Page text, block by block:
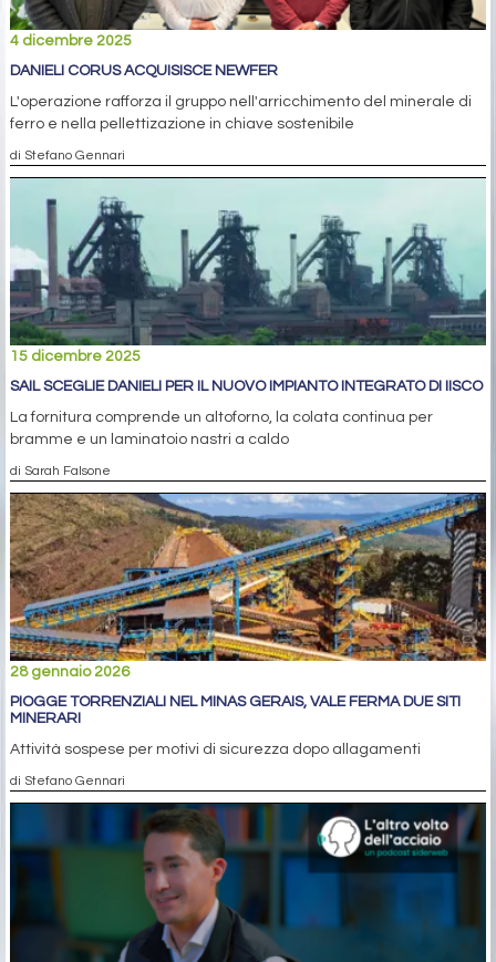
4 dicembre 2025
DANIELI CORUS ACQUISISCE NEWFER
L'operazione rafforza il gruppo nell'arricchimento del minerale di
ferro e nella pellettizazione in chiave sostenibile
di Stefano Gennari
15 dicembre 2025
SAIL SCEGLIE DANIELI PER IL NUOVO IMPIANTO INTEGRATO DI IISCO
La fornitura comprende un altoforno, la colata continua per
bramme e un laminatoio nastri a caldo
di Sarah Falsone
28 gennaio 2026
PIOGGE TORRENZIALI NEL MINAS GERAIS, VALE FERMA DUE SITI
MINERARI
Attività sospese per motivi di sicurezza dopo allagamenti
di Stefano Gennari